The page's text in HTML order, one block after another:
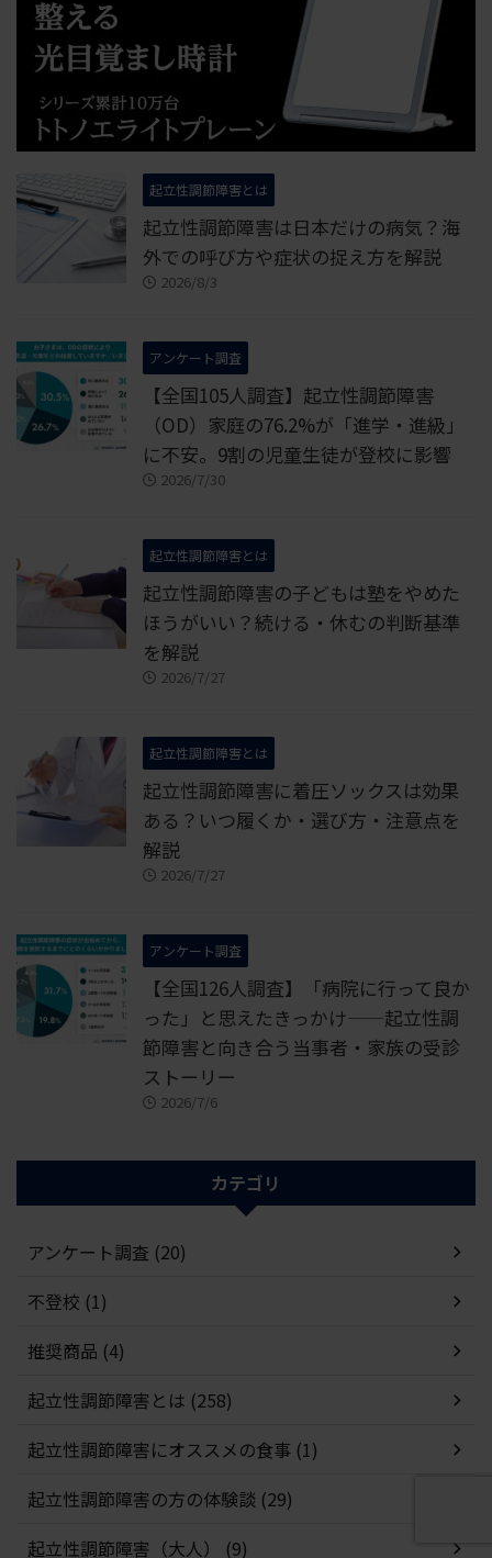
起立性調節障害とは
起立性調節障害は日本だけの病気？海
外での呼び方や症状の捉え方を解説
2026/8/3
アンケート調査
【全国105人調査】起立性調節障害
（OD）家庭の76.2%が「進学・進級」
に不安。9割の児童生徒が登校に影響
2026/7/30
起立性調節障害とは
起立性調節障害の子どもは塾をやめた
ほうがいい？続ける・休むの判断基準
を解説
2026/7/27
起立性調節障害とは
起立性調節障害に着圧ソックスは効果
ある？いつ履くか・選び方・注意点を
解説
2026/7/27
アンケート調査
【全国126人調査】「病院に行って良か
った」と思えたきっかけ——起立性調
節障害と向き合う当事者・家族の受診
ストーリー
2026/7/6
カテゴリ
アンケート調査 (20)
不登校 (1)
推奨商品 (4)
起立性調節障害とは (258)
起立性調節障害にオススメの食事 (1)
起立性調節障害の方の体験談 (29)
起立性調節障害（大人） (9)